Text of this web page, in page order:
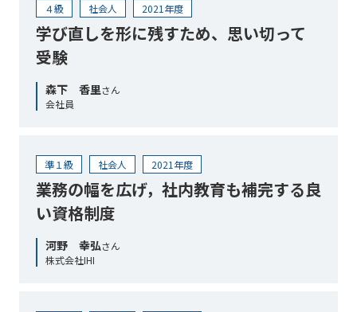
４級 社会人 2021年度
学び直しを形に残すため、思い切って
受験
森下 香里さん
会社員
準１級 社会人 2021年度
業務の幅を広げ，社内教育も補完する良
い資格制度
河野 幸弘さん
株式会社IHI